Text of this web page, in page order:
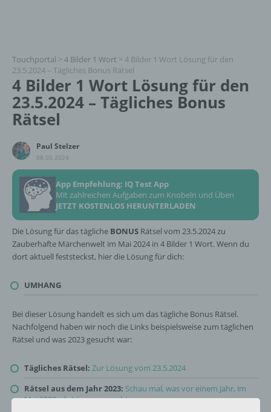
Touchportal > 4 Bilder 1 Wort > 4 Bilder 1 Wort Lösung für den
23.5.2024 – Tägliches Bonus Rätsel
4 Bilder 1 Wort Lösung für den
23.5.2024 – Tägliches Bonus
Rätsel
Paul Stelzer
08.05.2024
App Empfehlung: IQ Test App
Mit zahlreichen Aufgaben zum Knobeln und Üben
JETZT KOSTENLOS HERUNTERLADEN
Die Lösung für das tägliche BONUS Rätsel vom 23.5.2024 zu
Zauberhafte Märchenwelt im Mai 2024 in 4 Bilder 1 Wort. Wenn du
dort aktuell feststeckst, hier die Lösung für dich:
UMHANG
Bei dieser Lösung handelt es sich um das tägliche Bonus Rätsel.
Nachfolgend haben wir noch die Links beispielsweise zum täglichen
Rätsel und was 2023 gesucht war:
Tägliches Rätsel: Zur Lösung vom 23.5.2024
Rätsel aus dem Jahr 2023: Schau mal, was vor einem Jahr, im
Mai 2023, als Lösung gesucht war